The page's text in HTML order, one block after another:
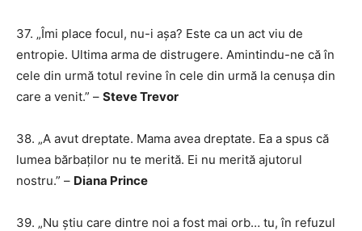
37. „Îmi place focul, nu-i așa? Este ca un act viu de
entropie. Ultima arma de distrugere. Amintindu-ne că în
cele din urmă totul revine în cele din urmă la cenușa din
care a venit.” – Steve Trevor
38. „A avut dreptate. Mama avea dreptate. Ea a spus că
lumea bărbaților nu te merită. Ei nu merită ajutorul
nostru.” – Diana Prince
39. „Nu știu care dintre noi a fost mai orb… tu, în refuzul